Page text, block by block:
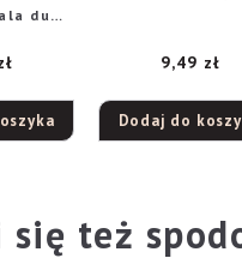
duża
9,49 zł
Dodaj do
się też